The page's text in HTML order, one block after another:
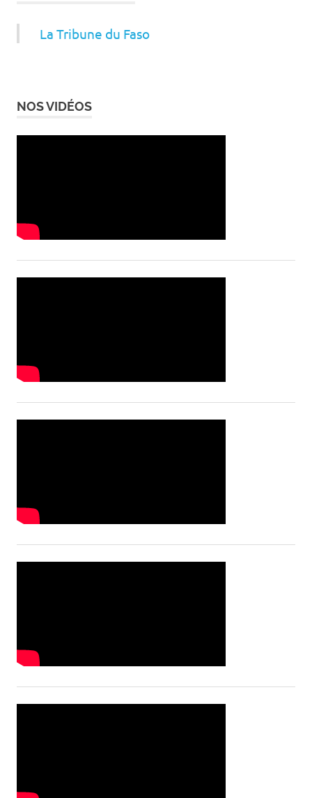
La Tribune du Faso
NOS VIDÉOS